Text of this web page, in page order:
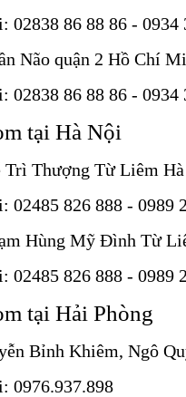
02838 86 88 86 - 0934
Não quận 2 Hồ Chí
02838 86 88 86 - 0934
tại Hà Nội
Trì Thượng Từ Liêm
02485 826 888 - 0989
Hùng Mỹ Đình Từ
02485 826 888 - 0989
tại Hải Phòng
Bỉnh Khiêm, Ngô
0976.937.898